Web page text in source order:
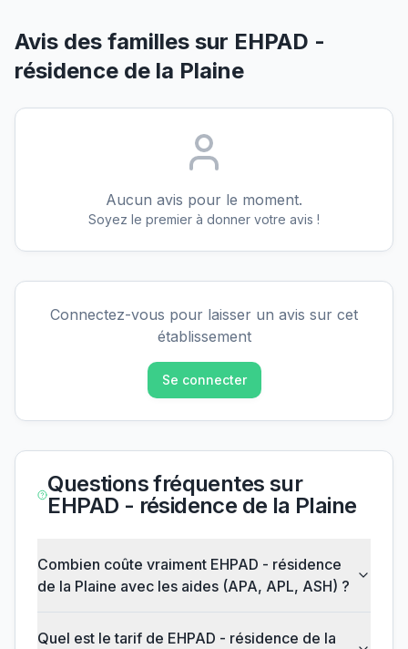
Avis des familles sur EHPAD -
résidence de la Plaine
Aucun avis pour le moment.
Soyez le premier à donner votre avis !
Connectez-vous pour laisser un avis sur cet
établissement
Se connecter
Questions fréquentes sur
EHPAD - résidence de la Plaine
Combien coûte vraiment EHPAD - résidence
de la Plaine avec les aides (APA, APL, ASH) ?
Quel est le tarif de EHPAD - résidence de la